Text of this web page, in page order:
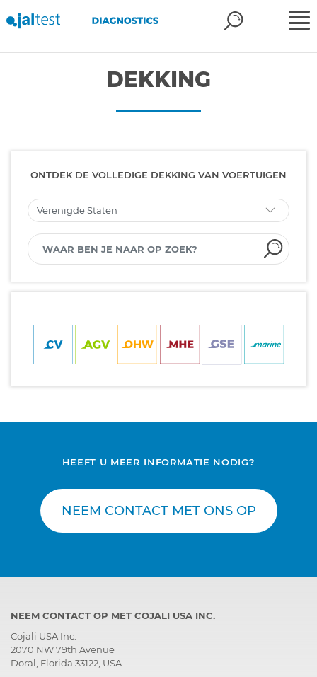
DEKKING
ONTDEK DE VOLLEDIGE DEKKING VAN VOERTUIGEN
HEEFT U MEER INFORMATIE NODIG?
NEEM CONTACT MET ONS OP
NEEM CONTACT OP MET COJALI USA INC.
Cojali USA Inc.
2070 NW 79th Avenue
Doral, Florida 33122, USA